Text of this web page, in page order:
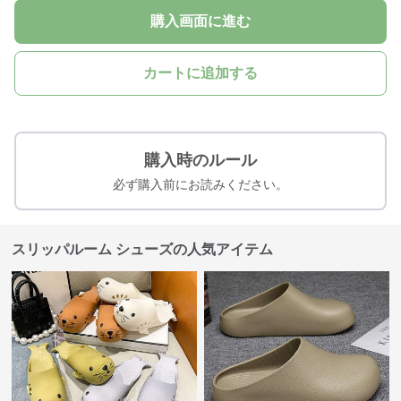
購入画面に進む
カートに追加する
購入時のルール
必ず購入前にお読みください。
スリッパルーム シューズの人気アイテム